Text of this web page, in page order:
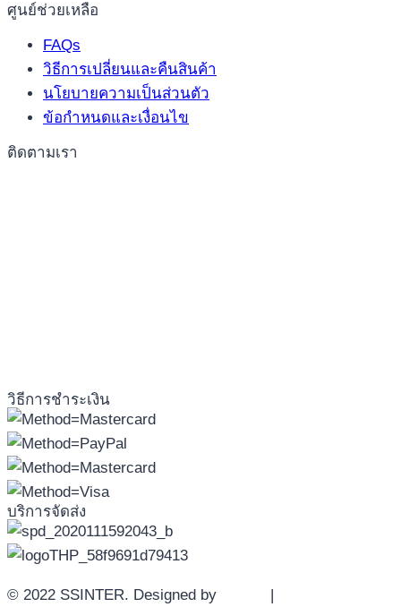
ศูนย์ช่วยเหลือ
FAQs
วิธีการเปลี่ยนและคืนสินค้า
นโยบายความเป็นส่วนตัว
ข้อกำหนดและเงื่อนไข
ติดตามเรา
วิธีการชำระเงิน
บริการจัดส่ง
© 2022 SSINTER. Designed by